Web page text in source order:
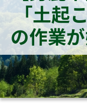
「土起
の作業